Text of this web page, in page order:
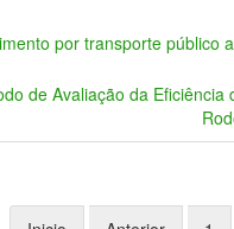
por transporte público
de Avaliação da